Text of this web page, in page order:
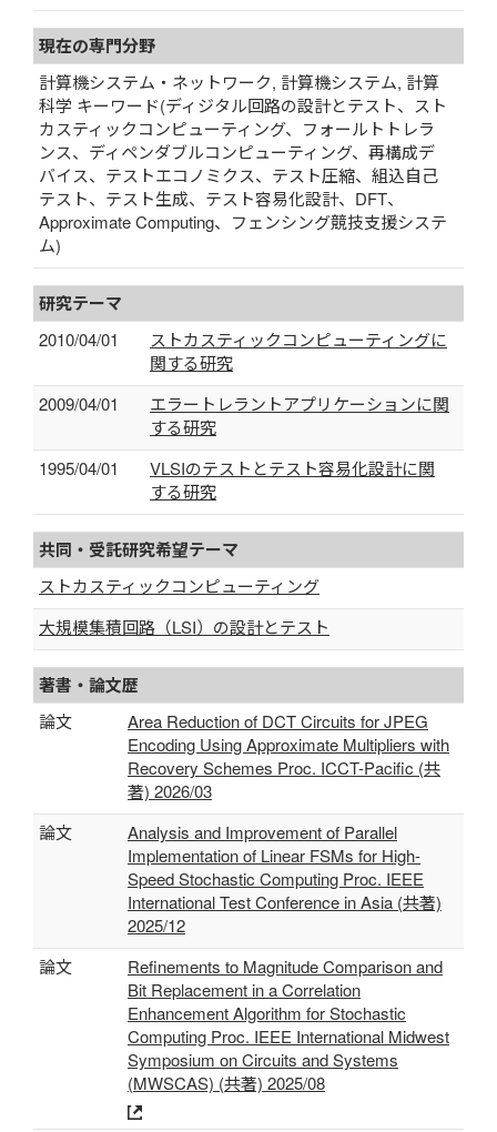
現在の専門分野
計算機システム・ネットワーク, 計算機システム, 計算
科学 キーワード(ディジタル回路の設計とテスト、スト
カスティックコンピューティング、フォールトトレラ
ンス、ディペンダブルコンピューティング、再構成デ
バイス、テストエコノミクス、テスト圧縮、組込自己
テスト、テスト生成、テスト容易化設計、DFT、
Approximate Computing、フェンシング競技支援システ
ム)
研究テーマ
2010/04/01
ストカスティックコンピューティングに
関する研究
2009/04/01
エラートレラントアプリケーションに関
する研究
1995/04/01
VLSIのテストとテスト容易化設計に関
する研究
共同・受託研究希望テーマ
ストカスティックコンピューティング
大規模集積回路（LSI）の設計とテスト
著書・論文歴
論文
Area Reduction of DCT Circuits for JPEG
Encoding Using Approximate Multipliers with
Recovery Schemes Proc. ICCT-Pacific (共
著) 2026/03
論文
Analysis and Improvement of Parallel
Implementation of Linear FSMs for High-
Speed Stochastic Computing Proc. IEEE
International Test Conference in Asia (共著)
2025/12
論文
Refinements to Magnitude Comparison and
Bit Replacement in a Correlation
Enhancement Algorithm for Stochastic
Computing Proc. IEEE International Midwest
Symposium on Circuits and Systems
(MWSCAS) (共著) 2025/08